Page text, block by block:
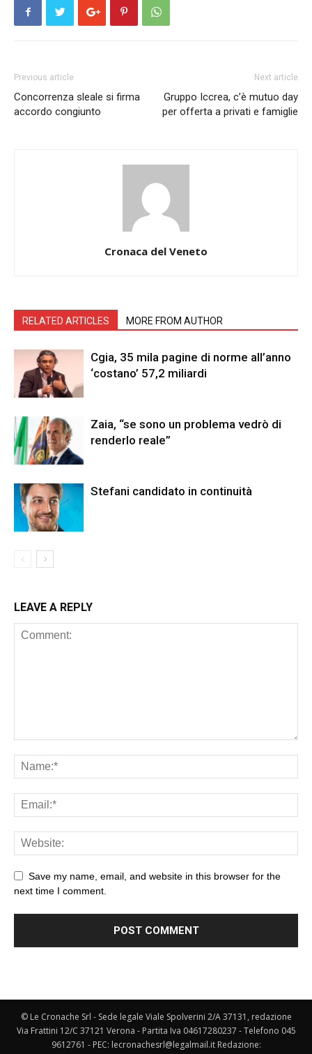
Previous article
Concorrenza sleale si firma
accordo congiunto
Next article
Gruppo Iccrea, c’è mutuo day
per offerta a privati e famiglie
Cronaca del Veneto
RELATED ARTICLES MORE FROM AUTHOR
Cgia, 35 mila pagine di norme all’anno
‘costano’ 57,2 miliardi
Zaia, “se sono un problema vedrò di
renderlo reale”
Stefani candidato in continuità
LEAVE A REPLY
Save my name, email, and website in this browser for the
next time I comment.
© Le Cronache Srl - Sede legale Viale Spolverini 2/A 37131, redazione
Via Frattini 12/C 37121 Verona - Partita Iva 04617280237 - Telefono 045
9612761 - PEC: lecronachesrl@legalmail.it Redazione: